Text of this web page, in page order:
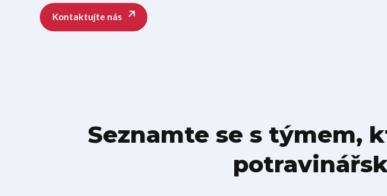
Kontaktujte nás
Seznamte se s týmem,